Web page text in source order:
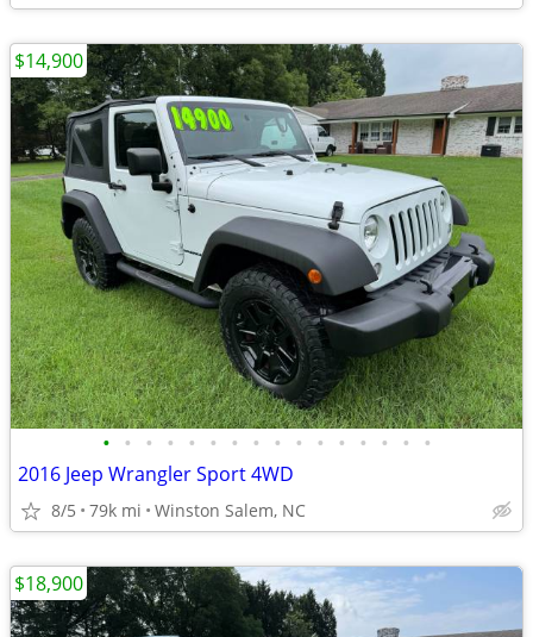
• • • • • • • • • • • • • • • •
2016 Jeep Wrangler Sport 4WD
8/5 79k mi Winston Salem, NC
$14,900
$18,900